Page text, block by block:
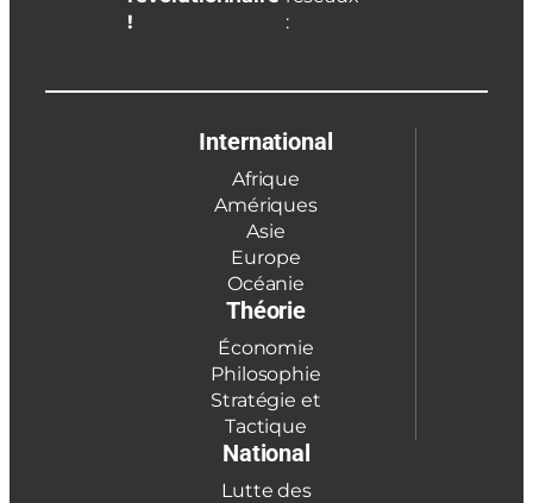
!
:
International
Afrique
Amériques
Asie
Europe
Océanie
Théorie
Économie
Philosophie
Stratégie et
Tactique
National
Lutte des